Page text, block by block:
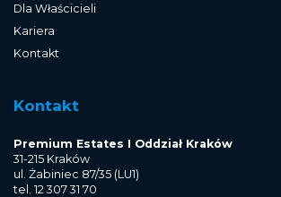
Dla Właścicieli
Kariera
Kontakt
Kontakt
Premium Estates I Oddział Kraków
31-215 Kraków
ul. Żabiniec 87/35 (LU1)
tel. 12 307 31 70